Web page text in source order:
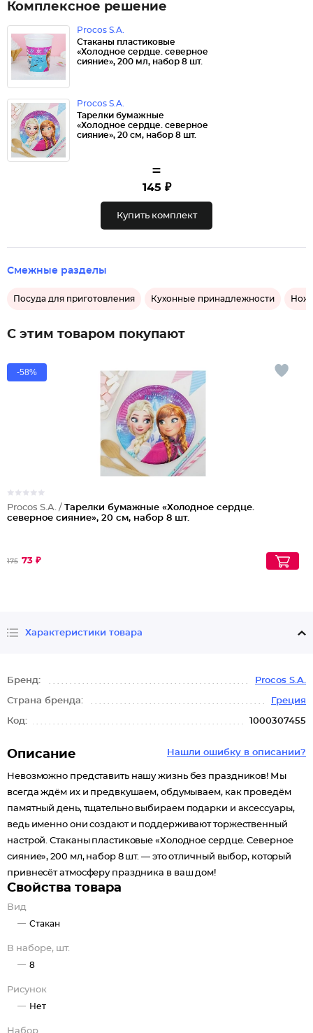
Комплексное решение
Procos S.A.
Стаканы пластиковые
«Холодное сердце. северное
сияние», 200 мл, набор 8 шт.
Procos S.A.
Тарелки бумажные
«Холодное сердце. северное
сияние», 20 см, набор 8 шт.
=
145 ₽
Купить комплект
Смежные разделы
Посуда для приготовления Кухонные принадлежности
С этим товаром покупают
-58%
Procos S.A. / Тарелки бумажные «Холодное сердце.
северное сияние», 20 см, набор 8 шт.
175 73 ₽
Характеристики товара
Бренд: Procos S.A.
Страна бренда: Греция
Код: 1000307455
Нашли ошибку в описании?
Описание
Невозможно представить нашу жизнь без праздников! Мы
всегда ждём их и предвкушаем, обдумываем, как проведём
памятный день, тщательно выбираем подарки и аксессуары,
ведь именно они создают и поддерживают торжественный
настрой. Стаканы пластиковые «Холодное сердце. Северное
сияние», 200 мл, набор 8 шт. — это отличный выбор, который
привнесёт атмосферу праздника в ваш дом!
Свойства товара
Вид
Стакан
В наборе, шт.
8
Рисунок
Нет